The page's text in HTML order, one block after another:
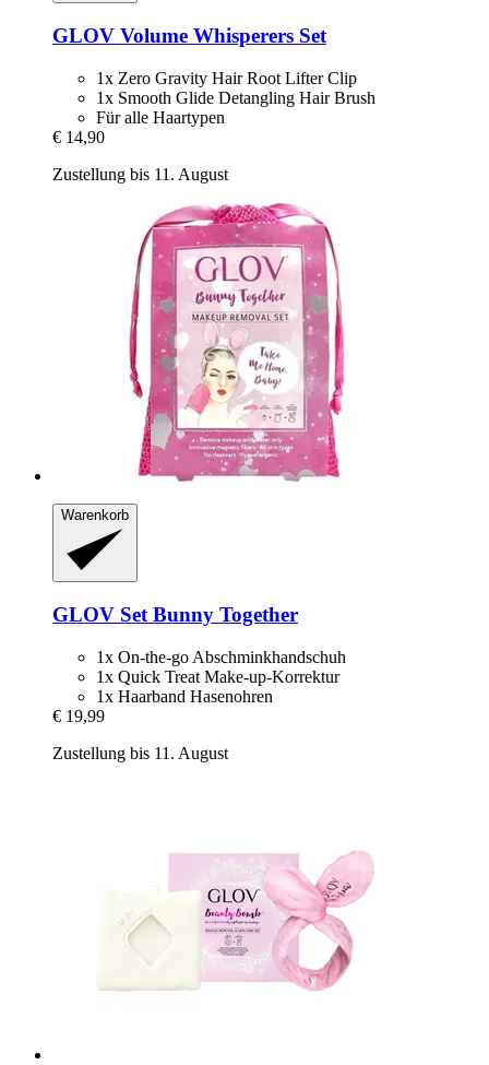
GLOV Volume Whisperers Set
1x Zero Gravity Hair Root Lifter Clip
1x Smooth Glide Detangling Hair Brush
Für alle Haartypen
€ 14,90
Zustellung bis 11. August
Warenkorb
GLOV Set Bunny Together
1x On-the-go Abschminkhandschuh
1x Quick Treat Make-up-Korrektur
1x Haarband Hasenohren
€ 19,99
Zustellung bis 11. August